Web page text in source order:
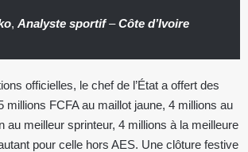
, Analyste sportif–Côte d’Ivoire
officielles, le chef de l’État a offert des
millions FCFA au maillot jaune, 4 millions au
au meilleur sprinteur, 4 millions à la meilleure
pour celle hors AES. Une clôture festive